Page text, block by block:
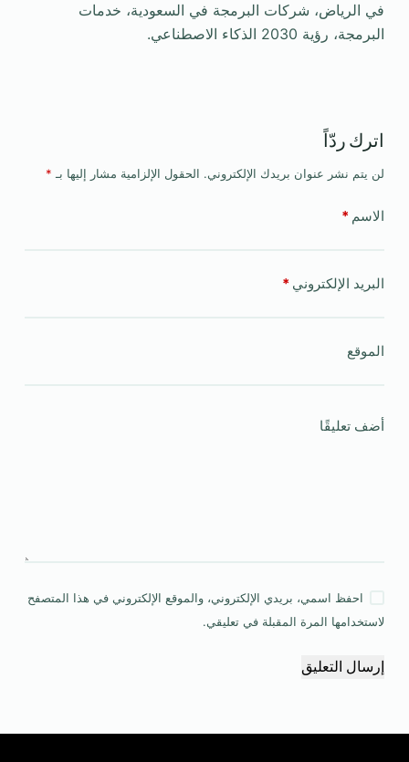
في الرياض، شركات البرمجة في السعودية، خدمات
البرمجة، رؤية 2030 الذكاء الاصطناعي.
اترك ردّاً
لن يتم نشر عنوان بريدك الإلكتروني. الحقول الإلزامية مشار إليها بـ *
الاسم *
البريد الإلكتروني *
الموقع
أضف تعليقًا
احفظ اسمي، بريدي الإلكتروني، والموقع الإلكتروني في هذا المتصفح
لاستخدامها المرة المقبلة في تعليقي.
إرسال التعليق